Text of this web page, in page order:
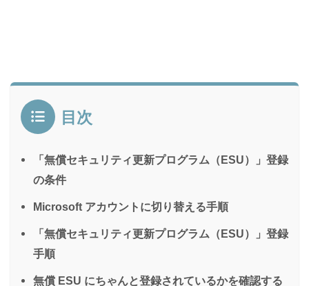
目次
「無償セキュリティ更新プログラム（ESU）」登録
の条件
Microsoft アカウントに切り替える手順
「無償セキュリティ更新プログラム（ESU）」登録
手順
無償 ESU にちゃんと登録されているかを確認する